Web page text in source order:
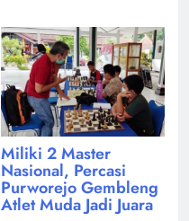
Miliki 2 Master
Nasional, Percasi
Purworejo Gembleng
Atlet Muda Jadi Juara